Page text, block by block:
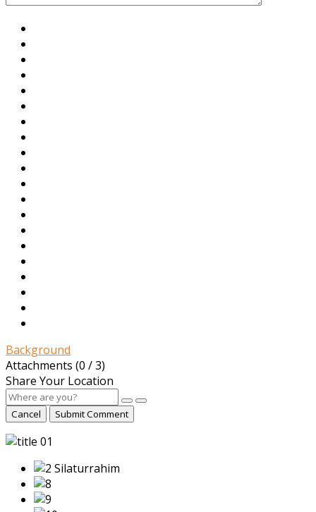
Background
Attachments (0 / 3)
Share Your Location
Cancel Submit Comment